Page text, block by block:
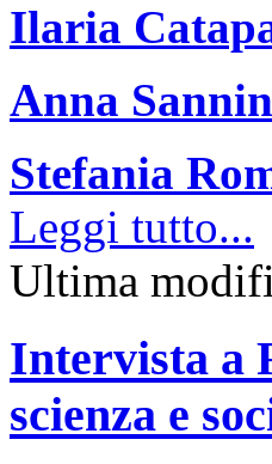
Ilaria
Anna
Stefania
Leggi tutto...
Ultima
Intervista a
scienza e